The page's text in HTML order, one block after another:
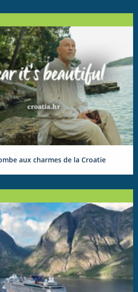
aux charmes de la Croatie